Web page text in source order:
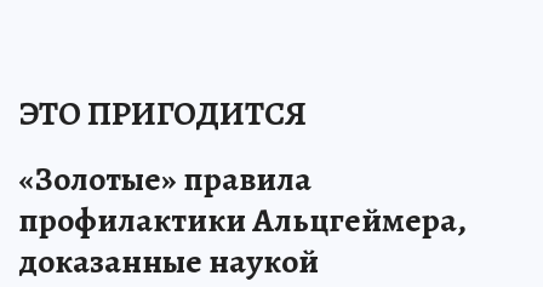
ЭТО ПРИГОДИТСЯ
«Золотые» правила
профилактики Альцгеймера,
доказанные наукой